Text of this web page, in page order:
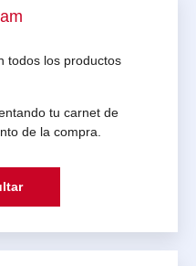
todos los productos
tu carnet de
de la compra.